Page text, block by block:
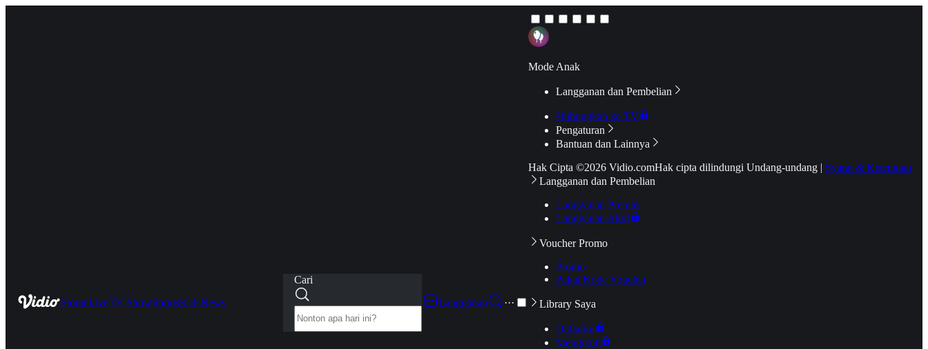
HomeLiveTV ShowSportsKidsNews
Cari
Langganan
···
Mode Anak
Langganan dan Pembelian
Hubungkan ke TV
Pengaturan
Bantuan dan Lainnya
Hak Cipta ©2026 Vidio.comHak cipta dilindungi Undang-undang | Syarat & Ketentuan
Langganan dan Pembelian
Langganan Premier
Langganan Aktif
Voucher Promo
Promo
Pakai Kode Voucher
Library Saya
Daftarku
Mengikuti